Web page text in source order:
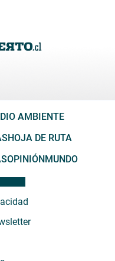
AMBIENTE
HOJA DE RUTA
OPINIÓN MUNDO